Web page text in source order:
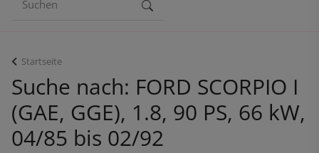
Startseite
Suche nach: FORD SCORPIO I
(GAE, GGE), 1.8, 90 PS, 66 kW,
04/85 bis 02/92